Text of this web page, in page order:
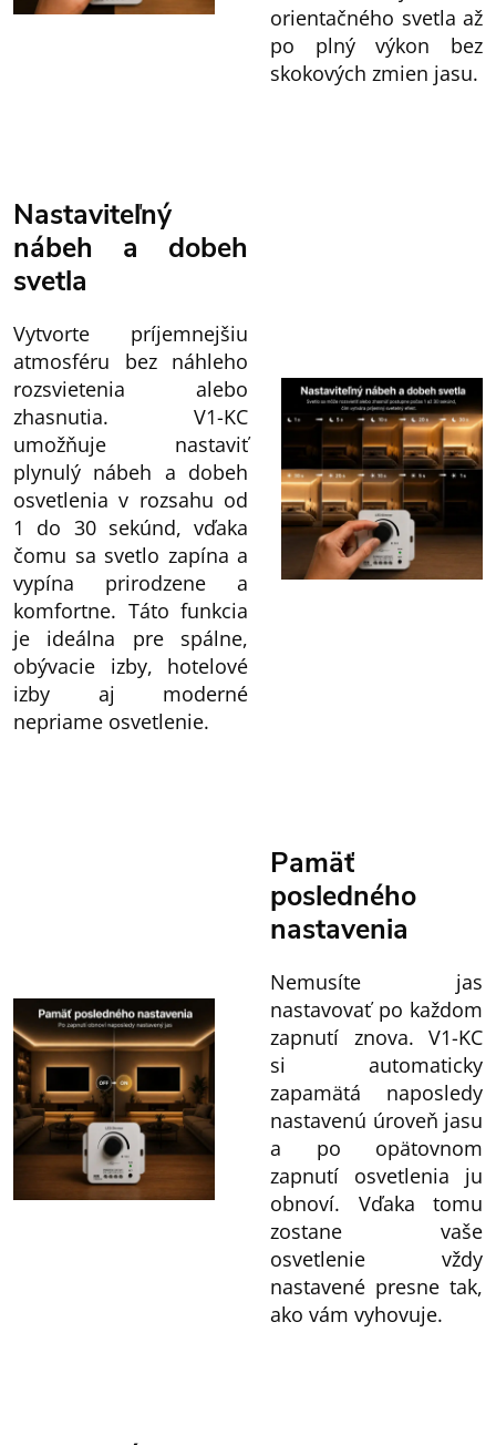
orientačného svetla až
po plný výkon bez
skokových zmien jasu.
Nastaviteľný
nábeh a dobeh
svetla
Vytvorte príjemnejšiu
atmosféru bez náhleho
rozsvietenia alebo
zhasnutia. V1-KC
umožňuje nastaviť
plynulý nábeh a dobeh
osvetlenia v rozsahu od
1 do 30 sekúnd, vďaka
čomu sa svetlo zapína a
vypína prirodzene a
komfortne. Táto funkcia
je ideálna pre spálne,
obývacie izby, hotelové
izby aj moderné
nepriame osvetlenie.
Pamäť
posledného
nastavenia
Nemusíte jas
nastavovať po každom
zapnutí znova. V1-KC
si automaticky
zapamätá naposledy
nastavenú úroveň jasu
a po opätovnom
zapnutí osvetlenia ju
obnoví. Vďaka tomu
zostane vaše
osvetlenie vždy
nastavené presne tak,
ako vám vyhovuje.